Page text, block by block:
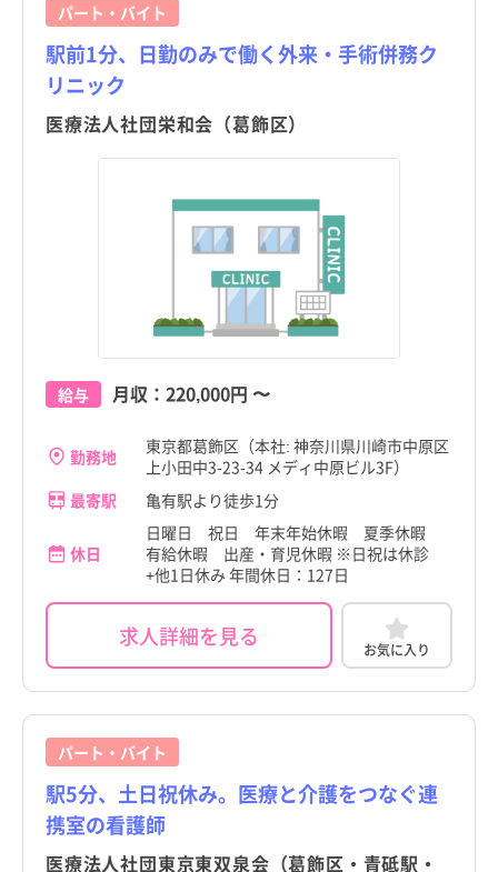
パート・バイト
駅前1分、日勤のみで働く外来・手術併務ク
リニック
医療法人社団栄和会（葛飾区）
給与 月収： 220,000円 〜
勤務地
東京都葛飾区（本社: 神奈川県川崎市中原区
上小田中3-23-34 メディ中原ビル3F）
最寄駅
亀有駅より徒歩1分
休日
日曜日 祝日 年末年始休暇 夏季休暇
有給休暇 出産・育児休暇 ※日祝は休診
+他1日休み 年間休日：127日
求人詳細を見る お気に入り
パート・バイト
駅5分、土日祝休み。医療と介護をつなぐ連
携室の看護師
医療法人社団東京東双泉会（葛飾区・青砥駅・